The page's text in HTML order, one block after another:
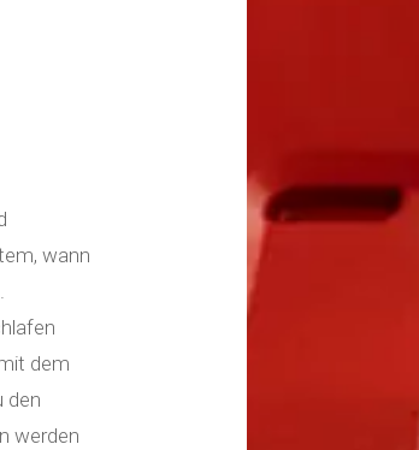
wann
dem
den
werden